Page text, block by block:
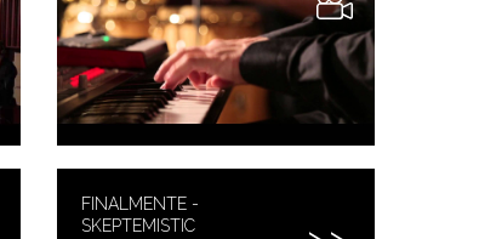
FINALMENTE -
SKEPTEMISTIC